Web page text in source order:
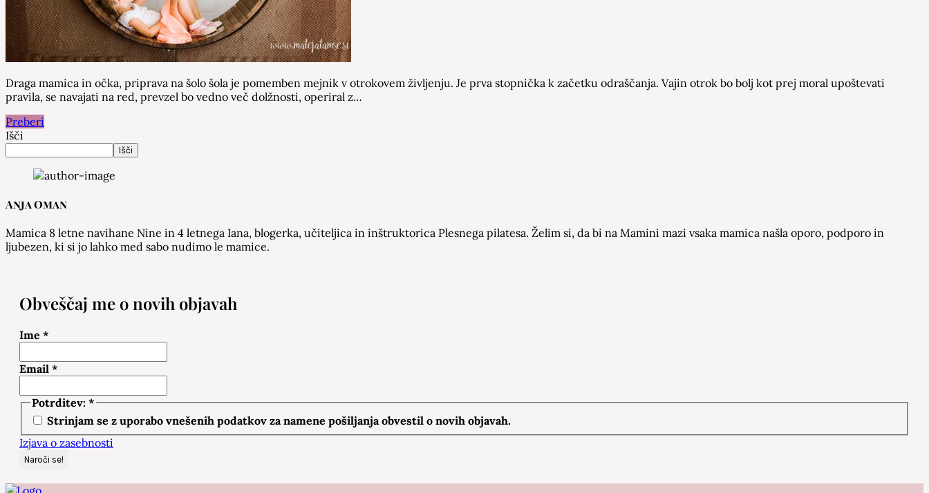
Draga mamica in očka, priprava na šolo šola je pomemben mejnik v otrokovem življenju. Je prva stopnička k začetku odraščanja. Vajin otrok bo bolj kot prej moral upoštevati
pravila, se navajati na red, prevzel bo vedno več dolžnosti, operiral z…
Preberi
Išči
Išči
Anja Oman
Mamica 8 letne navihane Nine in 4 letnega Iana, blogerka, učiteljica in inštruktorica Plesnega pilatesa. Želim si, da bi na Mamini mazi vsaka mamica našla oporo, podporo in
ljubezen, ki si jo lahko med sabo nudimo le mamice.
Obveščaj me o novih objavah
Ime *
Email *
Potrditev: *
Strinjam se z uporabo vnešenih podatkov za namene pošiljanja obvestil o novih objavah.
Izjava o zasebnosti